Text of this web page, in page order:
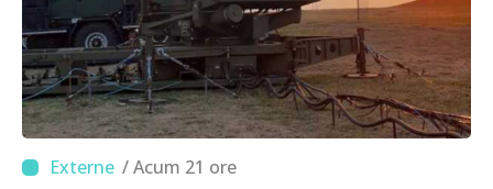
/ Acum 21 ore